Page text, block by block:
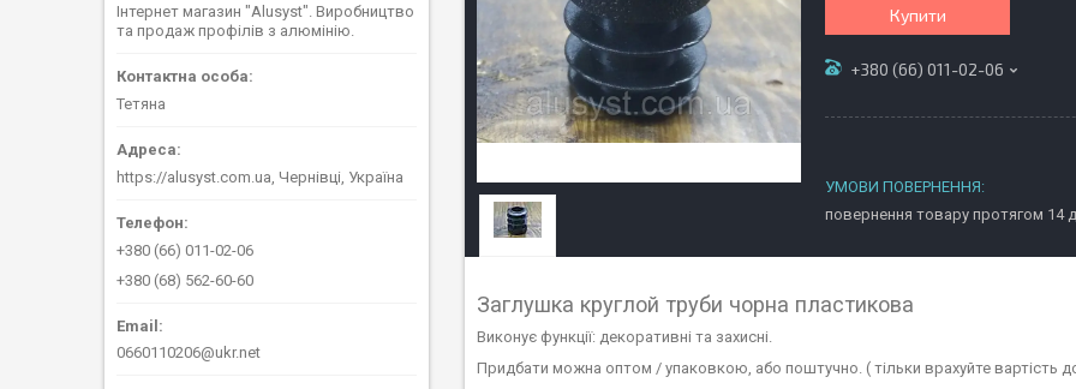
Купити
+380 (66) 011-02-06
повернення товару протягом 14
Заглушка круглой труби чорна пластикова
Виконує функції: декоративні та захисні.
Придбати можна оптом / упаковкою, або поштучно. ( тільки врахуйте вартість
Інтернет магазин "Alusyst". Виробництво
та продаж профілів з алюмінію.
Тетяна
https://alusyst.com.ua, Чернівці, Україна
+380 (66) 011-02-06
+380 (68) 562-60-60
0660110206@ukr.net